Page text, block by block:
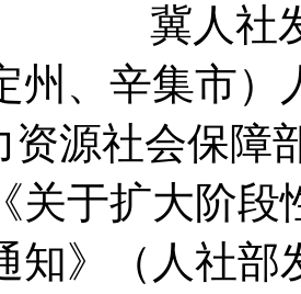
冀人社
州、辛集市）
资源社会保障
关于扩大阶段
知》（人社部